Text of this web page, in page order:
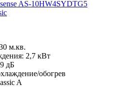
AS-10HW4SYDTG5
м.кв.
2,7 кВт
дБ
обогрев
A